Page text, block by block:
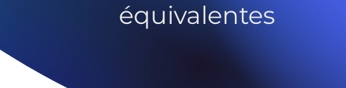
équivalentes